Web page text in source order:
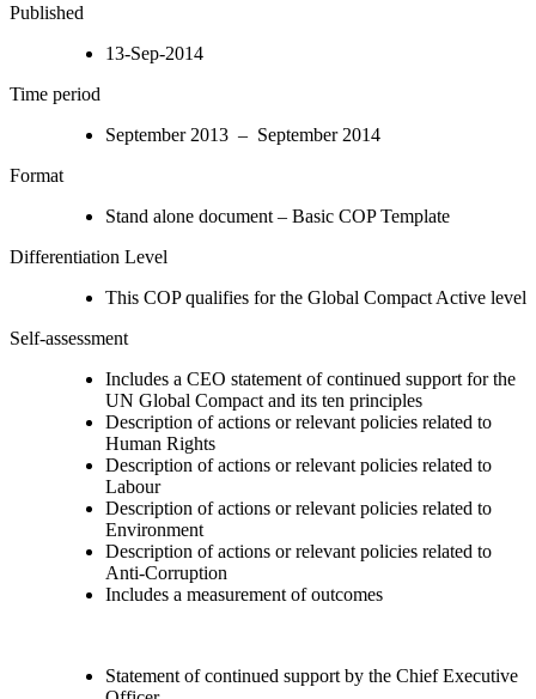
Published
13-Sep-2014
Time period
September 2013 – September 2014
Format
Stand alone document – Basic COP Template
Differentiation Level
This COP qualifies for the Global Compact Active level
Self-assessment
Includes a CEO statement of continued support for the
UN Global Compact and its ten principles
Description of actions or relevant policies related to
Human Rights
Description of actions or relevant policies related to
Labour
Description of actions or relevant policies related to
Environment
Description of actions or relevant policies related to
Anti-Corruption
Includes a measurement of outcomes
Statement of continued support by the Chief Executive